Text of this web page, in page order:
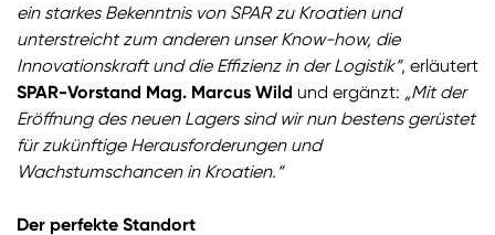
ein starkes Bekenntnis von SPAR zu Kroatien und
unterstreicht zum anderen unser Know-how, die
Innovationskraft und die Effizienz in der Logistik“, erläutert
SPAR-Vorstand Mag. Marcus Wild und ergänzt: „Mit der
Eröffnung des neuen Lagers sind wir nun bestens gerüstet
für zukünftige Herausforderungen und
Wachstumschancen in Kroatien.“
Der perfekte Standort